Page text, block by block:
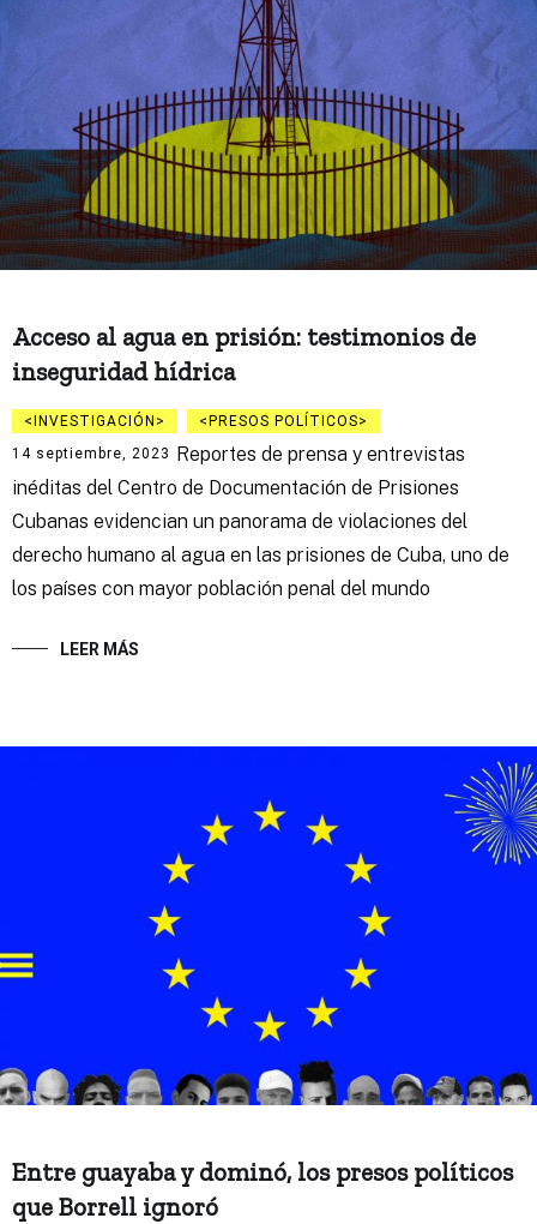
Acceso al agua en prisión: testimonios de
inseguridad hídrica
INVESTIGACIÓN
PRESOS POLÍTICOS
14 septiembre, 2023
Reportes de prensa y entrevistas
inéditas del Centro de Documentación de Prisiones
Cubanas evidencian un panorama de violaciones del
derecho humano al agua en las prisiones de Cuba, uno de
los países con mayor población penal del mundo
LEER MÁS
Entre guayaba y dominó, los presos políticos
que Borrell ignoró